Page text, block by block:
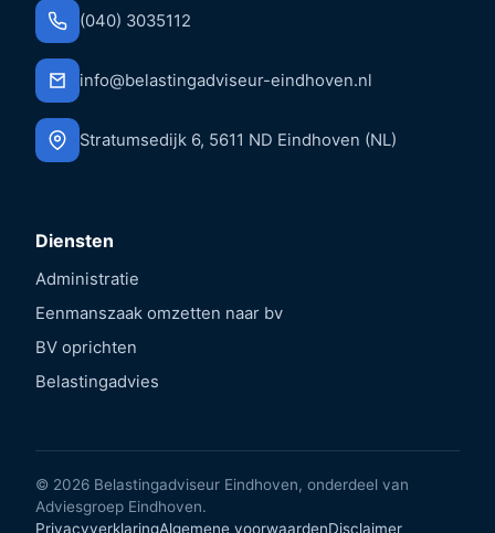
(040) 3035112
info@belastingadviseur-eindhoven.nl
Stratumsedijk 6, 5611 ND Eindhoven (NL)
Diensten
Administratie
Eenmanszaak omzetten naar bv
BV oprichten
Belastingadvies
© 2026 Belastingadviseur Eindhoven, onderdeel van
Adviesgroep Eindhoven.
PrivacyverklaringAlgemene voorwaardenDisclaimer